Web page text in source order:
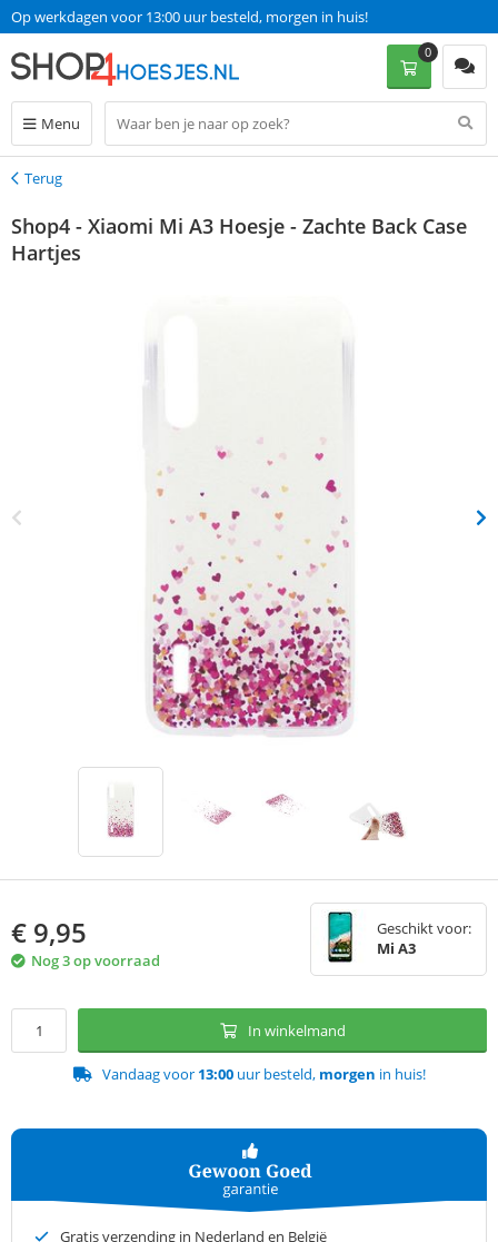
Op werkdagen voor 13:00 uur besteld, morgen in huis!
Menu
0
Terug
Terug
Shop4 - Xiaomi Mi A3 Hoesje - Zachte Back Case
Hartjes
€ 9,95
Nog 3 op voorraad
Geschikt voor:
Mi A3
In winkelmand
Vandaag voor 13:00uur besteld, morgen in huis!
Gratis verzending in Nederland en België